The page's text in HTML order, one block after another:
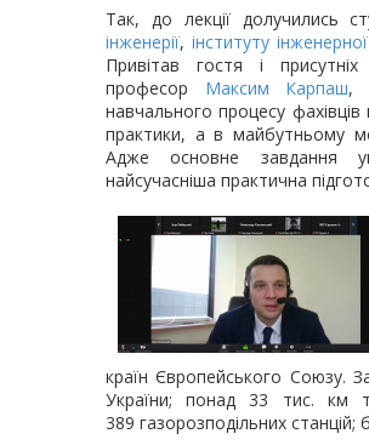
Так, до лекції долучились
інженерії,інституту
Привітав гостя і
професор Максим Карпаш,
навчального процесу
практики, а в майбутньому
Адже основне завдання
найсучасніша практична
країн Європейського Союзу.
України; понад 33 тис. км
389 газорозподільних